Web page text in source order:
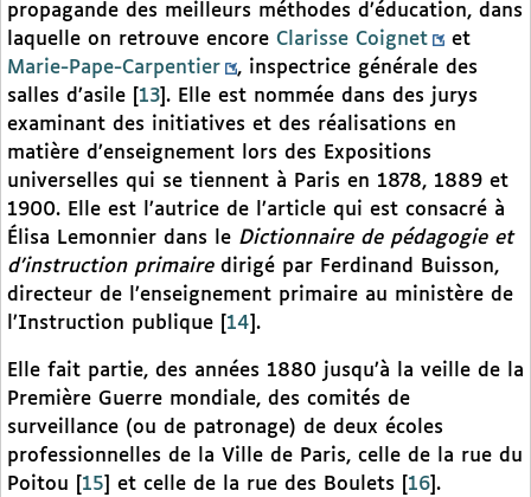
propagande des meilleurs méthodes d’éducation, dans
laquelle on retrouve encore Clarisse Coignet
et
Marie-Pape-Carpentier
, inspectrice générale des
salles d’asile
13 . Elle est nommée dans des jurys
examinant des initiatives et des réalisations en
matière d’enseignement lors des Expositions
universelles qui se tiennent à Paris en 1878, 1889 et
1900. Elle est l’autrice de l’article qui est consacré à
Élisa Lemonnier dans le Dictionnaire de pédagogie et
d’instruction primaire dirigé par Ferdinand Buisson,
directeur de l’enseignement primaire au ministère de
l’Instruction publique
14 .
Elle fait partie, des années 1880 jusqu’à la veille de la
Première Guerre mondiale, des comités de
surveillance (ou de patronage) de deux écoles
professionnelles de la Ville de Paris, celle de la rue du
Poitou
15 et celle de la rue des Boulets 16 .